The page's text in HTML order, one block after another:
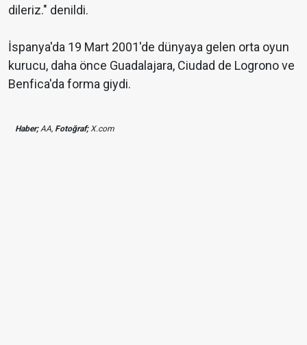
dileriz." denildi.
İspanya'da 19 Mart 2001'de dünyaya gelen orta oyun
kurucu, daha önce Guadalajara, Ciudad de Logrono ve
Benfica'da forma giydi.
Haber;AA, Fotoğraf;X.com